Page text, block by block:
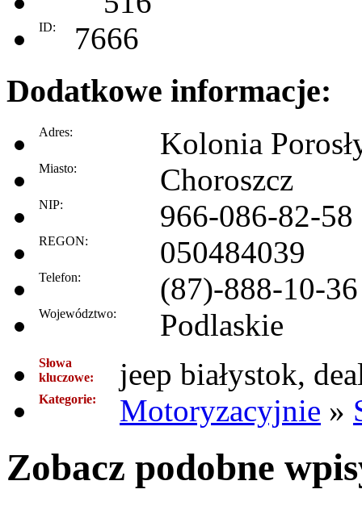
ID: 7666
Dodatkowe informacje:
Adres: Kolonia
Miasto: Choroszcz
NIP: 966-086-82-58
REGON: 050484039
Telefon: (87)-888-10-36
Województwo: Podlaskie
Słowa
kluczowe:
jeep białystok,
Kategorie: Motoryzacyjnie »
Zobacz podobne